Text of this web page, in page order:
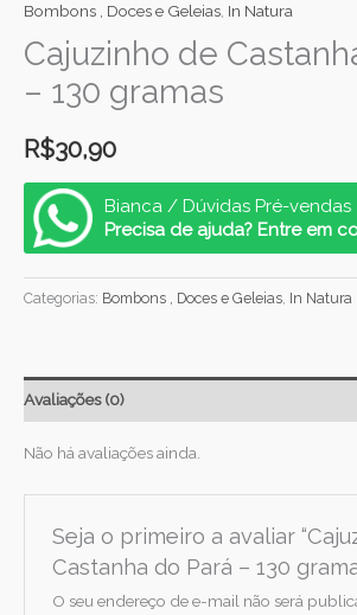
Bombons , Doces e Geleias In Natura
Cajuzinho de
– 130 gramas
R$30,90
Bianca / Dúvidas Pré-vendas
Precisa de ajuda? Entre em
Categorias: Bombons , Doces e Geleias, In Natura
Avaliações (0)
Não há avaliações ainda.
Seja o primeiro a avaliar
Castanha do Pará – 130
O seu endereço de e-mail não será